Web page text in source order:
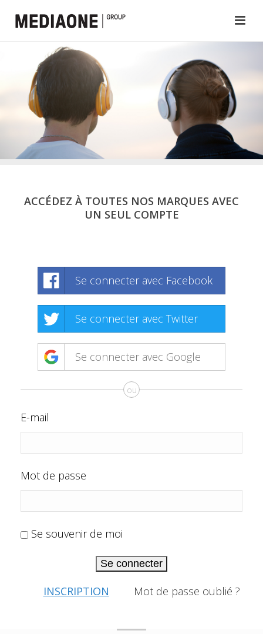
ACCÉDEZ À TOUTES NOS MARQUES AVEC
UN SEUL COMPTE
Se connecter avec Facebook
Se connecter avec Twitter
Se connecter avec Google
ou
E-mail
Mot de passe
Se souvenir de moi
Se connecter
INSCRIPTION Mot de passe oublié ?